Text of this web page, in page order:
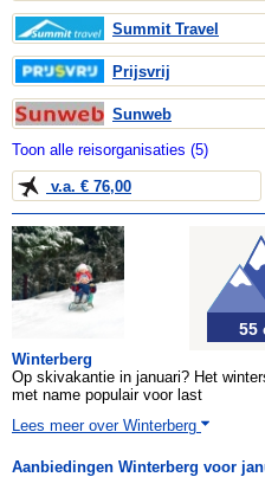
Summit Travel
Prijsvrij
Sunweb
Toon alle reisorganisaties (5)
v.a. € 76,00
Winterberg
Op skivakantie in januari? Het
met name populair voor last
Lees meer over Winterberg
55
Aanbiedingen Winterberg voor